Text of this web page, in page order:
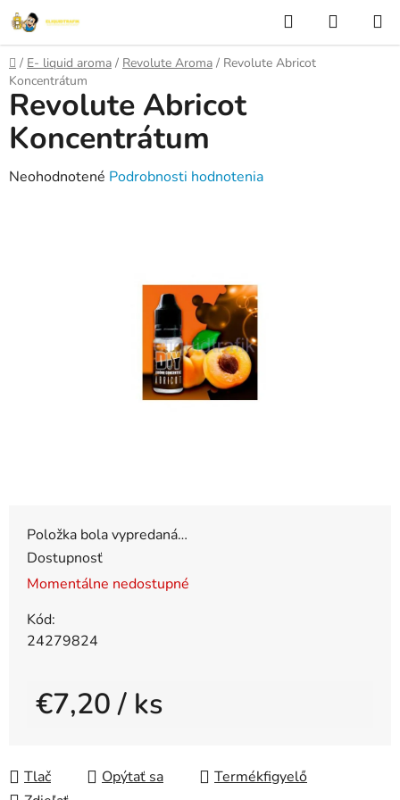
Prejsť
na
obsah
Hľadať
KOŠÍK
Domov
/ E- liquid aroma / Revolute Aroma / Revolute Abricot
Koncentrátum
Položka bola vypredaná…
Dostupnosť
Momentálne nedostupné
Kód:
24279824
€7,20/ ks
Tlač
Opýtať sa
Revolute Abricot
Koncentrátum
Priemerné
Neohodnotené Podrobnosti hodnotenia